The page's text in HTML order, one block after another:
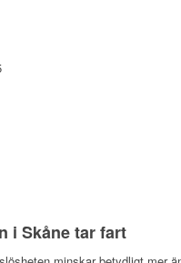
i Skåne tar fart